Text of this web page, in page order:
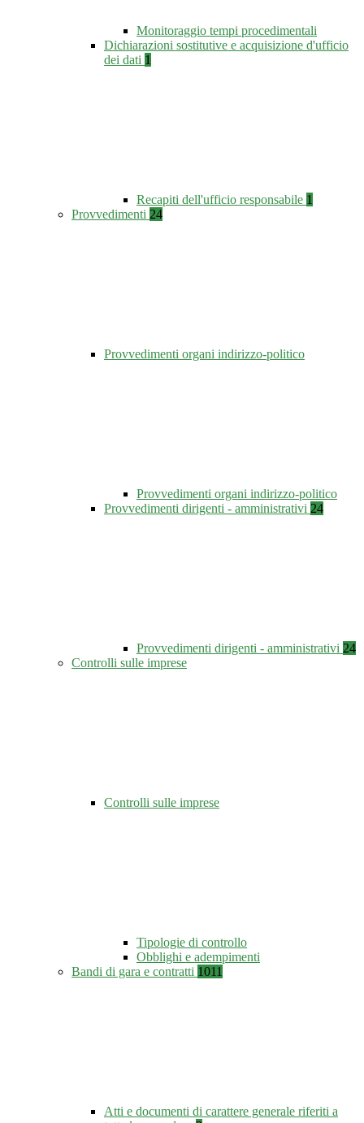
Monitoraggio tempi procedimentali
Dichiarazioni sostitutive e acquisizione d'ufficio
dei dati 1
Recapiti dell'ufficio responsabile 1
Provvedimenti 24
Provvedimenti organi indirizzo-politico
Provvedimenti organi indirizzo-politico
Provvedimenti dirigenti - amministrativi 24
Provvedimenti dirigenti - amministrativi 24
Controlli sulle imprese
Controlli sulle imprese
Tipologie di controllo
Obblighi e adempimenti
Bandi di gara e contratti 1011
Atti e documenti di carattere generale riferiti a